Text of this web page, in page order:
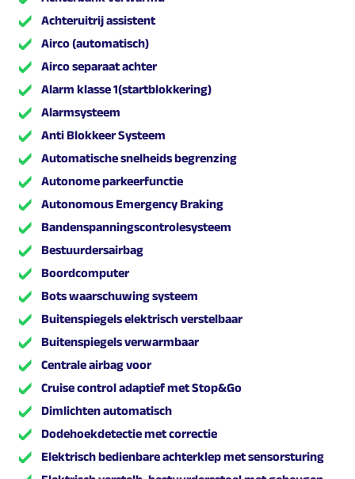
Achteruitrij assistent
Airco (automatisch)
Airco separaat achter
Alarm klasse 1(startblokkering)
Alarmsysteem
Anti Blokkeer Systeem
Automatische snelheids begrenzing
Autonome parkeerfunctie
Autonomous Emergency Braking
Bandenspanningscontrolesysteem
Bestuurdersairbag
Boordcomputer
Bots waarschuwing systeem
Buitenspiegels elektrisch verstelbaar
Buitenspiegels verwarmbaar
Centrale airbag voor
Cruise control adaptief met Stop&Go
Dimlichten automatisch
Dodehoekdetectie met correctie
Elektrisch bedienbare achterklep met sensorsturing